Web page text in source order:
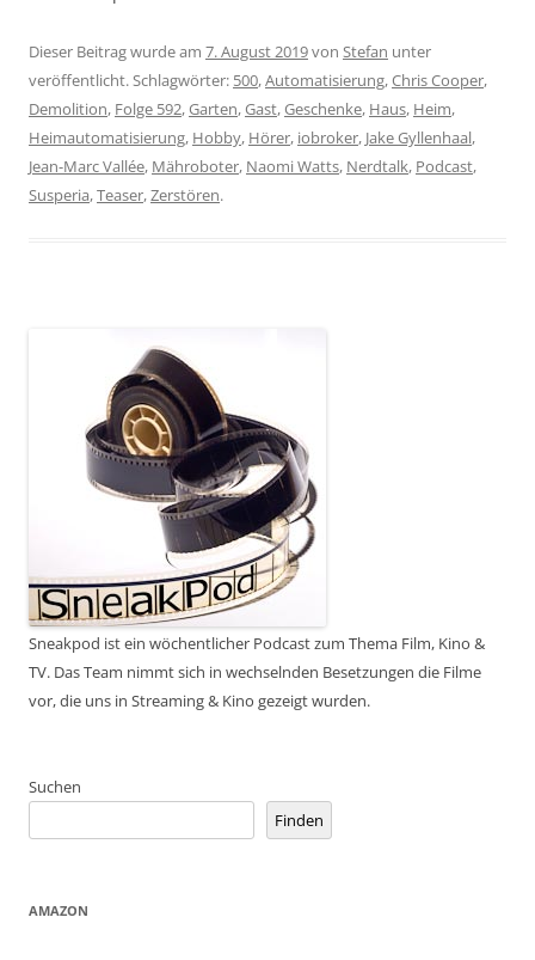
Dieser Beitrag wurde am 7. August 2019von Stefan unter
veröffentlicht. Schlagwörter: 500,Automatisierung,Chris Cooper,
Demolition, Folge 592,Garten,Gast,Geschenke, Haus, Heim,
Heimautomatisierung, Hobby, Hörer, iobroker, Jake Gyllenhaal,
Jean-Marc Vallée, Mähroboter, Naomi Watts, Nerdtalk, Podcast,
Susperia,Teaser,Zerstören.
Sneakpod ist ein wöchentlicher Podcast zum Thema Film, Kino &
TV. Das Team nimmt sich in wechselnden Besetzungen die Filme
vor, die uns in Streaming & Kino gezeigt wurden.
Suchen
Finden
AMAZON